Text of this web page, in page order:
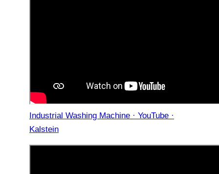
Industrial Washing Machine · YouTube ·
Kalstein